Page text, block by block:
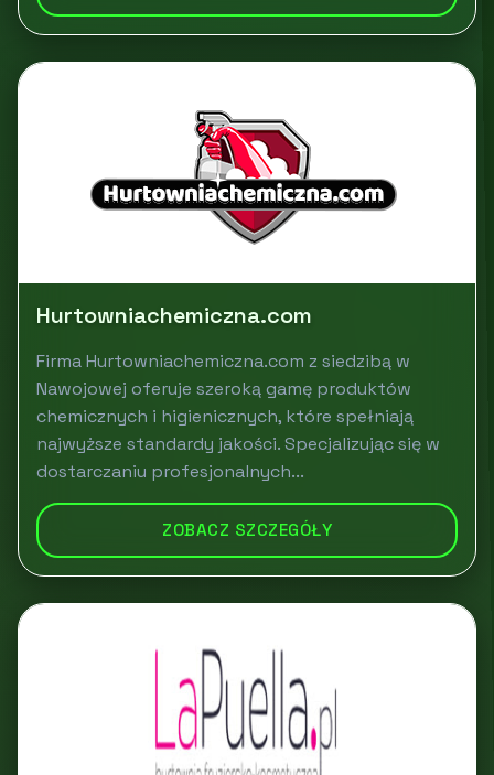
Hurtowniachemiczna.com
Firma Hurtowniachemiczna.com z siedzibą w
Nawojowej oferuje szeroką gamę produktów
chemicznych i higienicznych, które spełniają
najwyższe standardy jakości. Specjalizując się w
dostarczaniu profesjonalnych...
ZOBACZ SZCZEGÓŁY